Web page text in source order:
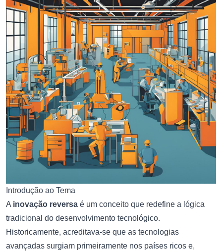
Introdução ao Tema
A inovação reversa é um conceito que redefine a lógica
tradicional do desenvolvimento tecnológico.
Historicamente, acreditava-se que as tecnologias
avançadas surgiam primeiramente nos países ricos e,